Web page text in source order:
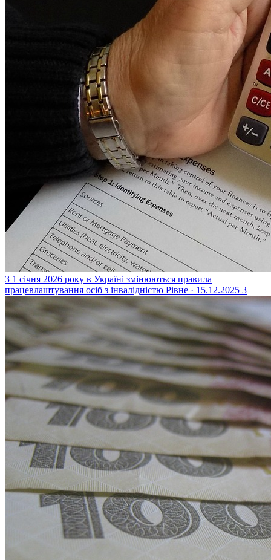
З 1 січня 2026 року в Україні змінюються правила
працевлаштування осіб з інвалідністю Рівне · 15.12.2025 3